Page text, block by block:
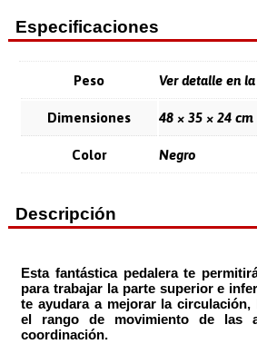
Especificaciones
Peso Ver detalle en
Dimensiones 48 × 35 × 24 cm
Color Negro
Descripción
Estafantástica pedalerate
para trabajar la parte superior e
te ayudara a mejorar la circulación,
el rango de movimiento de las
coordinación.